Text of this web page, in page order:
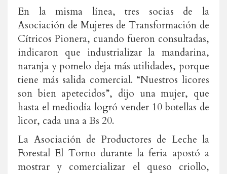
En la misma línea, tres socias de la
Asociación de Mujeres de Transformación de
Cítricos Pionera, cuando fueron consultadas,
indicaron que industrializar la mandarina,
naranja y pomelo deja más utilidades, porque
tiene más salida comercial. “Nuestros licores
son bien apetecidos”, dijo una mujer, que
hasta el mediodía logró vender 10 botellas de
licor, cada una a Bs 20.
La Asociación de Productores de Leche la
Forestal El Torno durante la feria apostó a
mostrar y comercializar el queso criollo,